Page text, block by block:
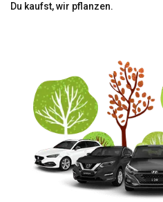
FrankfurtWuppertal
Du kaufst, wir pflanzen.